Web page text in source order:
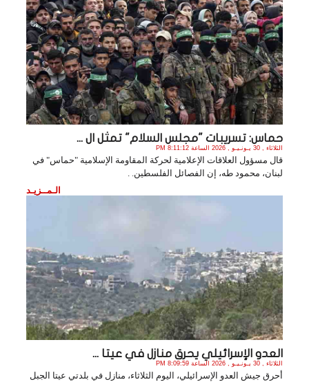
حماس: تسريبات "مجلس السلام" تمثل ال ...
الثلاثاء , 30 يـونـيـو , 2026 الساعة 8:11:12 PM
قال مسؤول العلاقات الإعلامية لحركة المقاومة الإسلامية "حماس" في
لبنان، محمود طه، إن الفصائل الفلسطين. .
الـمــزيـد
العدو الإسرائيلي يحرق منازل في عيتا ...
الثلاثاء , 30 يـونـيـو , 2026 الساعة 8:09:59 PM
أحرق جيش العدو الإسرائيلي، اليوم الثلاثاء، منازل في بلدتي عيتا الجبل